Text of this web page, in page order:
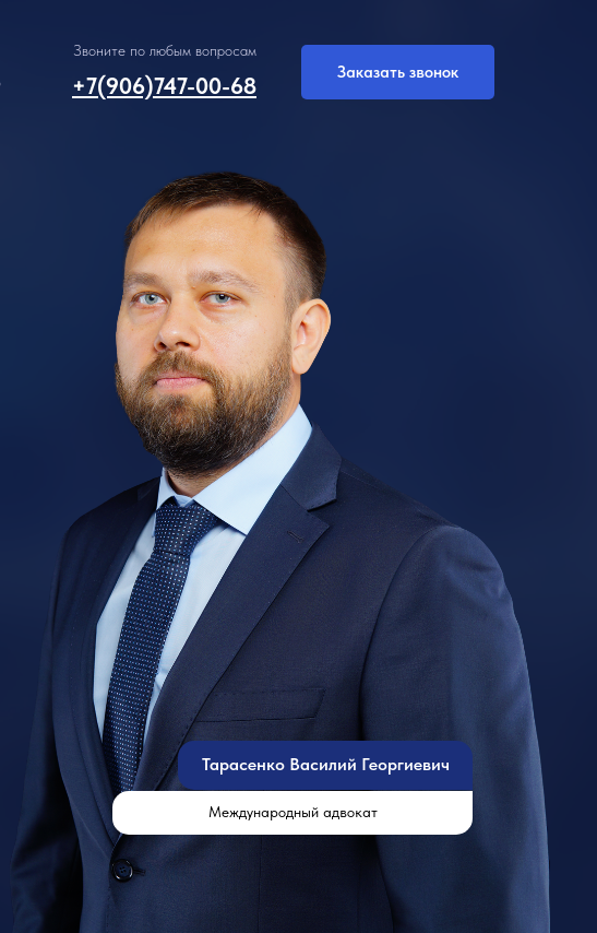
Международный адвокат
Тарасенко Василий Георгиевич
Заказать звонок
Звоните по любым вопросам
+7(906)747-00-68